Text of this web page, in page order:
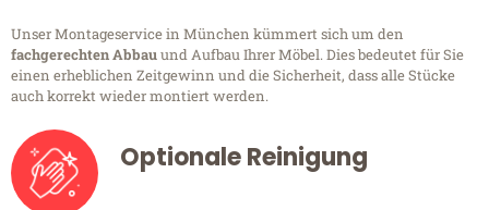
Unser Montageservice in München kümmert sich um den
fachgerechten Abbauund Aufbau Ihrer Möbel. Dies bedeutet für Sie
einen erheblichen Zeitgewinn und die Sicherheit, dass alle Stücke
auch korrekt wieder montiert werden.
Optionale Reinigung